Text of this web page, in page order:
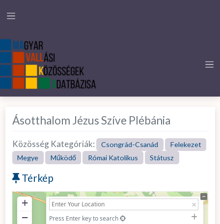
Ásotthalom Jézus Szíve Plébánia
Közösség Kategóriák: Csongrád-Csanád
Felekezet
Megye
Működő Római Katolikus Státusz
Térkép
+
−
Press Enter key to search